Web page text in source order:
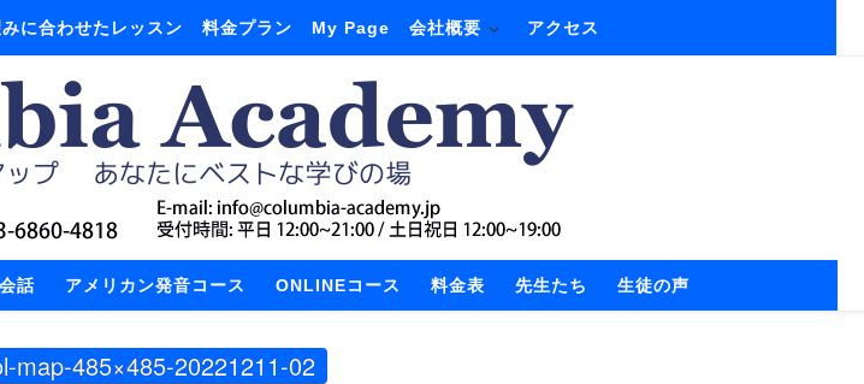
に合わせたレッスン 料金プラン My Page 会社概要 アクセス
話 アメリカン発音コース ONLINEコース 料金表 先生たち 生徒の声
map-485×485-20221211-02